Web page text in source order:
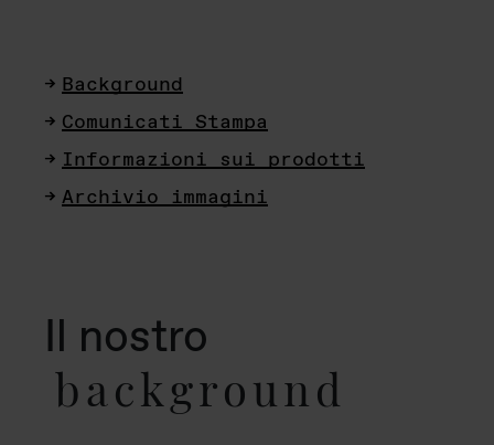
Background
Comunicati Stampa
Informazioni sui prodotti
Archivio immagini
Il nostro
background